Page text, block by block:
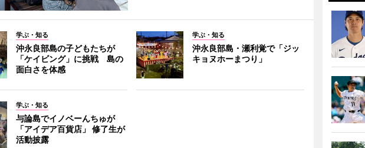
学ぶ・知る
沖永良部島の子どもたちが
「ケイビング」に挑戦 島の
面白さを体感
学ぶ・知る
沖永良部島・瀬利覚で「ジッ
キョヌホーまつり」
学ぶ・知る
与論島でイノベーんちゅが
「アイデア百貨店」 修了生が
活動披露